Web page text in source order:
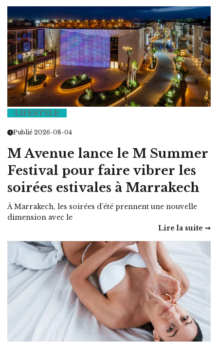
LIFESTYLE
Publié 2026-08-04
M Avenue lance le M Summer
Festival pour faire vibrer les
soirées estivales à Marrakech
À Marrakech, les soirées d’été prennent une nouvelle
dimension avec le
Lire la suite ➞